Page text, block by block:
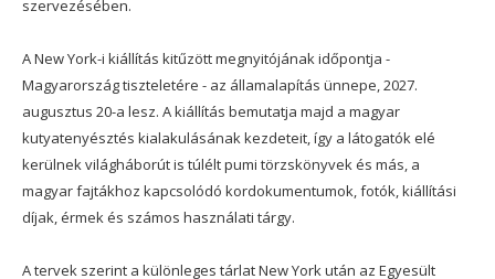
szervezésében.
A New York-i kiállítás kitűzött megnyitójának időpontja -
Magyarország tiszteletére - az államalapítás ünnepe, 2027.
augusztus 20-a lesz. A kiállítás bemutatja majd a magyar
kutyatenyésztés kialakulásának kezdeteit, így a látogatók elé
kerülnek világháborút is túlélt pumi törzskönyvek és más, a
magyar fajtákhoz kapcsolódó kordokumentumok, fotók, kiállítási
díjak, érmek és számos használati tárgy.
A tervek szerint a különleges tárlat New York után az Egyesült